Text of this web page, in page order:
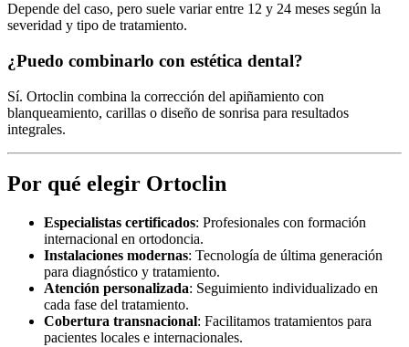
Depende del caso, pero suele variar entre 12 y 24 meses según la
severidad y tipo de tratamiento.
¿Puedo combinarlo con estética dental?
Sí. Ortoclin combina la corrección del apiñamiento con
blanqueamiento, carillas o diseño de sonrisa para resultados
integrales.
Por qué elegir Ortoclin
Especialistas certificados: Profesionales con formación
internacional en ortodoncia.
Instalaciones modernas: Tecnología de última generación
para diagnóstico y tratamiento.
Atención personalizada: Seguimiento individualizado en
cada fase del tratamiento.
Cobertura transnacional: Facilitamos tratamientos para
pacientes locales e internacionales.